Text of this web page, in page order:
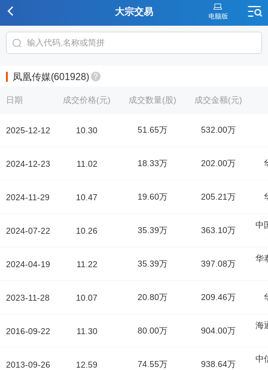
大宗交易
凤凰传媒(601928)
日期
2025-12-12
2024-12-23
2024-11-29
2024-07-22
2024-04-19
2023-11-28
2016-09-22
2013-09-26
成交价格(元) 成交数量(股) 成交金额(元)
10.30 51.65万 532.00万
11.02 18.33万 202.00万
10.47 19.60万 205.21万
10.26 35.39万 363.10万
中
11.22 35.39万 397.08万
华
10.07 20.80万 209.46万
11.30 80.00万 904.00万
海
12.59 74.55万 938.64万
中